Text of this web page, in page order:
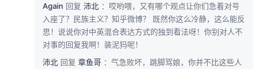
Again 回复 沛北 ：哎哟喂，又有哪个观点让你们急着对号
入座了？民族主义？知乎微博？ 既然你这么冷静，这么能反
思！说说你对中英混合表达方式的独到看法呀！你别对人不
对事的回复我啊！装泥犸呢！
沛北 回复 章鱼哥 ：气急败坏，跳脚骂娘，你并不比这些人